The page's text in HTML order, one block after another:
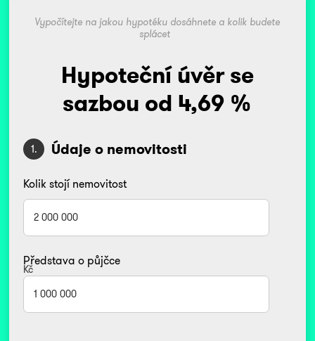
Vypočítejte na jakou hypotéku dosáhnete a kolik budete
splácet
Hypoteční úvěr se
sazbou od 4,69 %
1. Údaje o nemovitosti
Kolik stojí nemovitost
Kč
Představa o půjčce